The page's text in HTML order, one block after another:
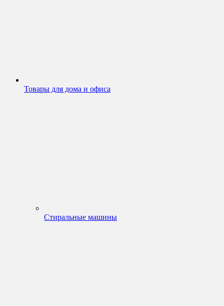
Товары для дома и офиса
Стиральные машины